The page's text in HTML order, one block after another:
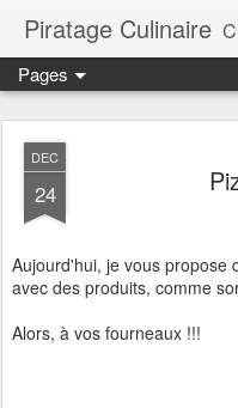
Piratage Culinaire
Pages
DEC
24
Aujourd'hui, je vous propose
avec des produits, comme
Alors, à vos fourneaux !!!